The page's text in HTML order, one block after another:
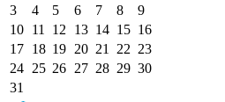
3
4 5 6 7 8
9
10 11 12 13 14 15 16
17 18 19 20 21 22 23
24 25 26 27 28 29 30
31